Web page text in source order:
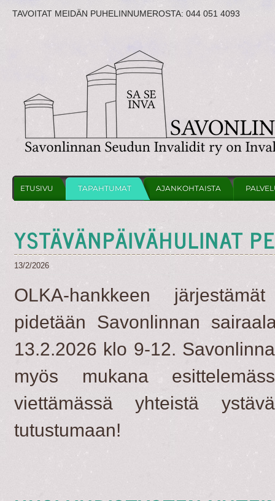
TAVOITAT MEIDÄN PUHELINNUMEROSTA: 044 051 4093
ETUSIVU TAPAHTUMAT AJANKOHTAISTA
YSTÄVÄNPÄIVÄHULINAT
13/2/2026
OLKA-hankkeen
pidetään Savonlinnan
13.2.2026 klo 9-12.
myös mukana
viettämässä yhteistä
tutustumaan!